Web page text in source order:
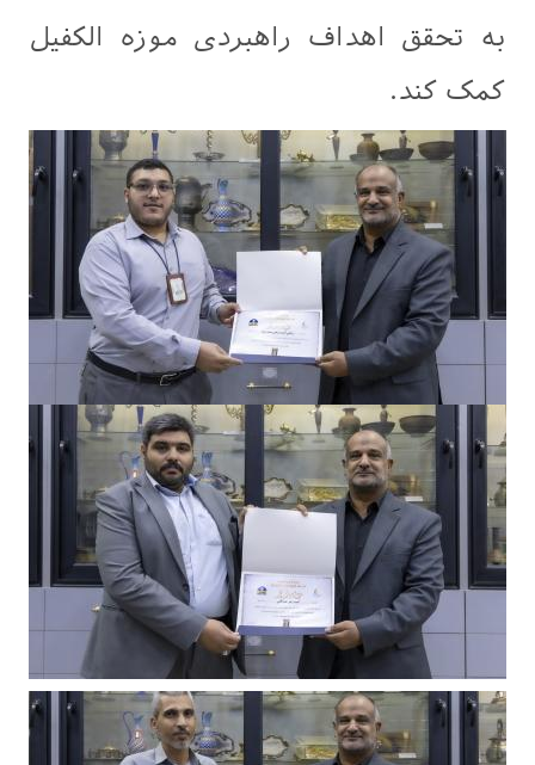
به تحقق اهداف راهبردی موزه الکفیل
کمک کند.